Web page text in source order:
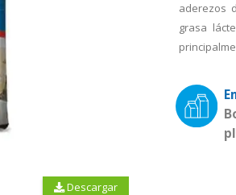
Descargar
aderezos
grasa